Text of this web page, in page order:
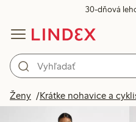
30-dňová
Ženy Krátke nohavice a